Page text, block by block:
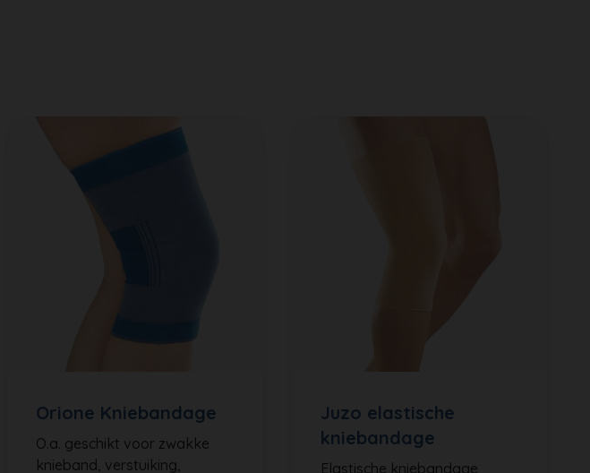
Orione Kniebandage
O.a. geschikt voor zwakke
knieband, verstuiking,
Juzo elastische
kniebandage
Elastische kniebandage